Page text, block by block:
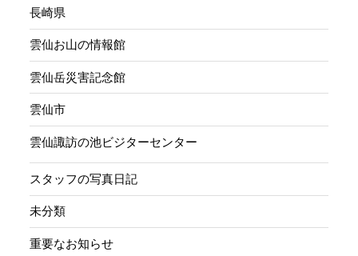
長崎県
雲仙お山の情報館
雲仙岳災害記念館
雲仙市
雲仙諏訪の池ビジターセンター
スタッフの写真日記
未分類
重要なお知らせ